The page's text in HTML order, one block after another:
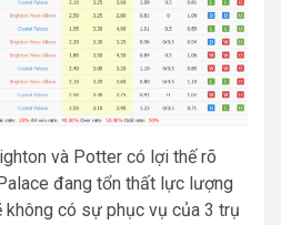
và Potter có lợi thế rõ
đang tổn thất lực lượng
không có sự phục vụ của 3 trụ